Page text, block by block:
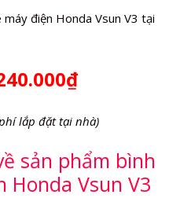
điện Honda Vsun V3 tại
lắp đặt tại nhà)
sản phẩm bình
Honda Vsun V3